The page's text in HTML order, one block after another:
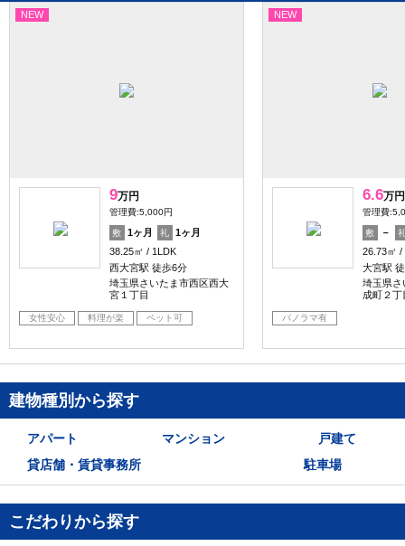
NEW
9万円
管理費:5,000円
敷 1ヶ月 礼
1ヶ月
38.25㎡
1LDK
西大宮駅 徒歩6分
埼玉県さいたま市西区西大
宮１丁目
女性安心 料理が楽 ペット可
NEW
6.6万円
管理費
敷 －
26.73㎡
大宮駅
埼玉県さ
成町２丁
パノラマ有
建物種別から探す
アパート マンション
戸建て
貸店舗・賃貸事務所
駐車場
こだわりから探す